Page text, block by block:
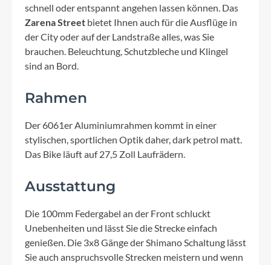
schnell oder entspannt angehen lassen können. Das
Zarena Street bietet Ihnen auch für die Ausflüge in
der City oder auf der Landstraße alles, was Sie
brauchen. Beleuchtung, Schutzbleche und Klingel
sind an Bord.
Rahmen
Der 6061er Aluminiumrahmen kommt in einer
stylischen, sportlichen Optik daher, dark petrol matt.
Das Bike läuft auf 27,5 Zoll Laufrädern.
Ausstattung
Die 100mm Federgabel an der Front schluckt
Unebenheiten und lässt Sie die Strecke einfach
genießen. Die 3x8 Gänge der Shimano Schaltung lässt
Sie auch anspruchsvolle Strecken meistern und wenn